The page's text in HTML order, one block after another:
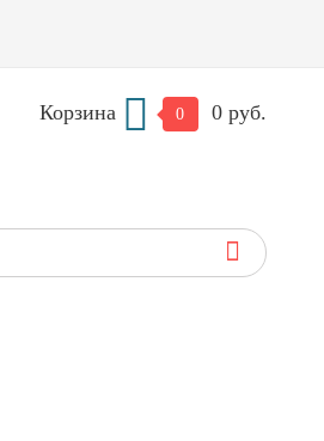
Корзина 0 0 руб.